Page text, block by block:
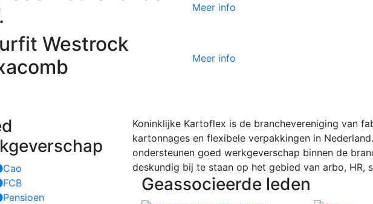
Meer info
Westrock
Meer info
Cao
FCB
Pensioen
Koninklijke Kartoflex is de branchevereniging van
kartonnages en flexibele verpakkingen in
ondersteunen goed werkgeverschap binnen de
deskundig bij te staan op het gebied van arbo, HR,
Geassocieerde leden